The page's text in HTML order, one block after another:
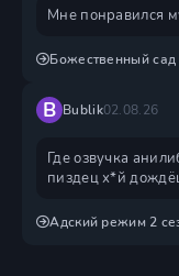
Мне понравился
Божественный сад
B Bublik02.08.26
Где озвучка
пиздец х*й
Адский режим 2